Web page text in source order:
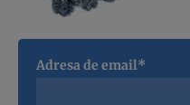
Adresa de email*